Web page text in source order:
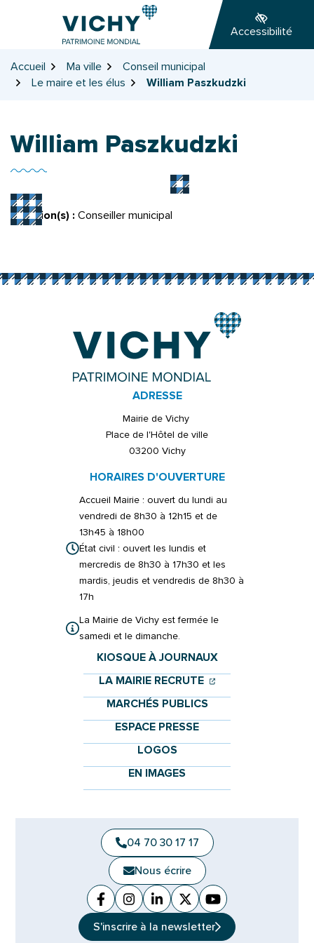
page
Accessibilité
Accueil Ma ville
Conseil municipal
Le maire et les élus
William Paszkudzki
William Paszkudzki
Fonction(s) : Conseiller municipal
ADRESSE
Mairie de Vichy
Place de l'Hôtel de ville
03200 Vichy
HORAIRES D'OUVERTURE
Accueil Mairie : ouvert du lundi au
vendredi de 8h30 à 12h15 et de
13h45 à 18h00
État civil : ouvert les lundis et
mercredis de 8h30 à 17h30 et les
mardis, jeudis et vendredis de 8h30 à
17h
La Mairie de Vichy est fermée le
samedi et le dimanche.
KIOSQUE À JOURNAUX
LA MAIRIE RECRUTE (OUVERTURE
(OUVERTURE
MARCHÉS PUBLICS
ESPACE PRESSE
LOGOS
EN IMAGES
04 70 30 17 17
Nous écrire
Facebook
(ouverture dans un nouvel onglet)
Instagram
(ouverture dans un nouvel
Linkedin
(ouverture dans un nouvel
X (Twitter)
(ouverture dans un
YouTube
(ouverture dans
S'inscrire à la newsletter